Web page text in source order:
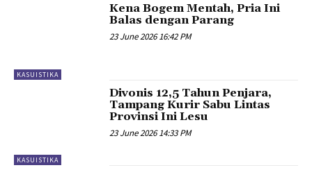
KASUISTIKA
Kena Bogem Mentah, Pria Ini
Balas dengan Parang
23 June 2026 16:42 PM
KASUISTIKA
Divonis 12,5 Tahun Penjara,
Tampang Kurir Sabu Lintas
Provinsi Ini Lesu
23 June 2026 14:33 PM